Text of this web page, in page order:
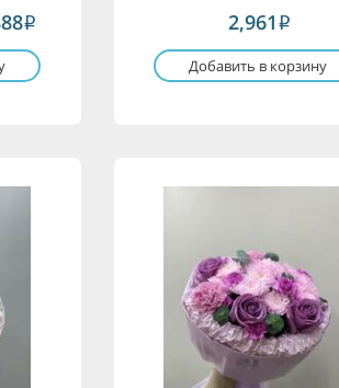
i 2,961 i
Добавить в корзину